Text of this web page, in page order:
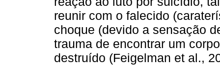
reunir com o falecido
choque (devido a sensação
trauma de encontrar um
destruído (Feigelman et al.,